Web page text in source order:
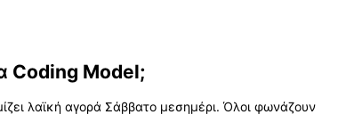
Coding Model;
λαϊκή αγορά Σάββατο μεσημέρι. Όλοι φωνάζουν